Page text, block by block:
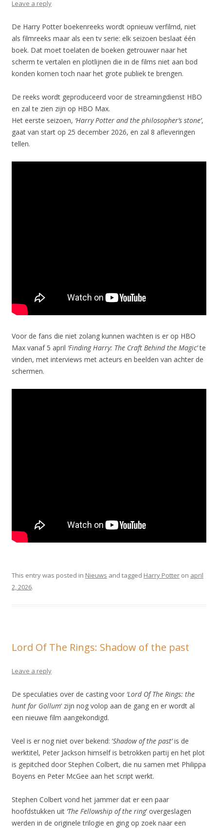
Leave a reply
De Harry Potter boekenreeks wordt opnieuw verfilmd, niet
als filmreeks maar als een tv serie: elk seizoen beslaat één
boek. Dat moet toelaten de boeken getrouwer naar het
scherm te vertalen en plotlijnen die in de films niet aan bod
konden komen toch naar het grote publiek te brengen.
De reeks wordt geproduceerd voor de streamingdienst HBO
en zal te zien zijn op HBO Max.
Het eerste seizoen, ‘Harry Potter and the philosopher’s stone’,
gaat van start op 25 december 2026, en zal 8 afleveringen
tellen.
Voor de fans die niet zolang kunnen wachten is er op HBO
Max vanaf 5 april ‘Finding Harry: The Craft Behind the Magic’te
vinden, met interviews met acteurs en beelden van achter de
schermen.
This entry was posted in Nieuws and tagged Harry Potter on april
2, 2026.
Lord Of The Rings: Shadow of the past
Leave a reply
De speculaties over de casting voor ‘Lord Of The Rings: the
hunt for Gollum‘ zijn nog volop aan de gang en er wordt al
een nieuwe film aangekondigd.
Veel is er nog niet over bekend: ‘Shadow of the past’is de
werktitel, Peter Jackson himself is betrokken partij en het plot
is gepitched door Stephen Colbert, die nu samen met Philippa
Boyens en Peter McGee aan het script werkt.
Stephen Colbert vond het jammer dat er een paar
hoofdstukken uit ‘The Fellowship of the ring‘ overgeslagen
werden in de originele trilogie en ging op zoek naar een